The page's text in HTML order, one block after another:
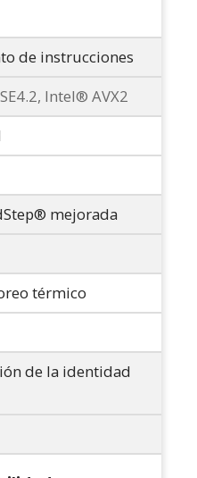
de instrucciones
Intel® AVX2
mejorada
térmico
de la identidad